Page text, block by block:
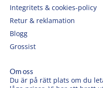
Integritets & cookies-policy
Retur & reklamation
Blogg
Grossist
Om oss
Du är på rätt plats om du